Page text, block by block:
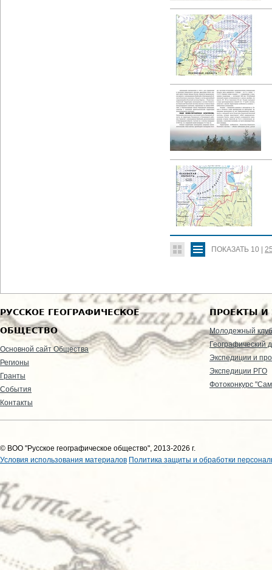
ПОКАЗАТЬ 10
РУССКОЕ ГЕОГРАФИЧЕСКОЕ
ОБЩЕСТВО
Основной сайт Общества
Регионы
Гранты
События
Контакты
ПРОЕКТЫ И
Молодежный клуб
Географический
Экспедиции и
Экспедиции РГО
Фотоконкурс
© ВОО "Русское географическое общество", 2013-2026 г.
Условия использования материалов Политика защиты и обработки